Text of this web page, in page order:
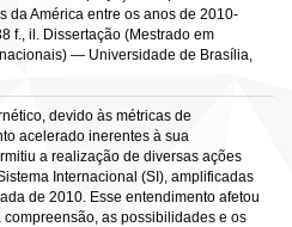
da América entre os anos de 2010-
f., il. Dissertação (Mestrado em
— Universidade de Brasília,
devido às métricas de
acelerado inerentes à sua
a realização de diversas ações
Internacional (SI), amplificadas
de 2010. Esse entendimento afetou
compreensão, as possibilidades e os